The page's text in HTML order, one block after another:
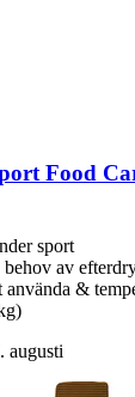
Food
sport
av
använda &
augusti